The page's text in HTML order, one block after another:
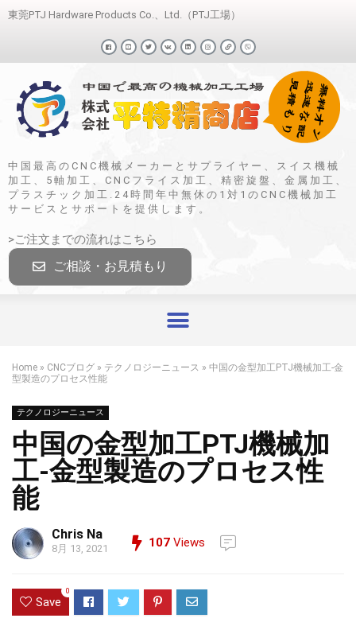
東莞PTJ Hardware Products Co.、Ltd.（PTJ工場）
中国最高のCNC機械メーカーとサプライヤー、スイス機械
加工、5軸加工、CNCフライス加工、精密旋盤、金属加工、
プラスチック加工.24時間年中無休の1対1のCNC機械加工
サービスとサポートを提供します。
>ご注文までの流れはこちら
ご相談・お見積もり
Home » CNCブログ » テクノロジーニュース » 中国の金型加工PTJ機械加工-金
型製造のプロセス性能
テクノロジーニュース
中国の金型加工PTJ機械加
工-金型製造のプロセス性
能
Chris Na
8月 13, 2021 107 Views
Save
0